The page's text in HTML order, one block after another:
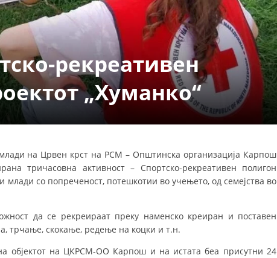
ДЕЈСТВУВАЊЕ
ПРИРАЧНИЦИ
БРОШУРИ
рекреативен
„Хуманко“
на Црвен крст на РСМ – Општинска организација Карпош
тричасовна активност – Спортско-рекреативен полигон
млади со попреченост, потешкотии во учењето, од семејства во
да се рекреираат преку наменско креиран и поставен
трчање, скокање, редење на коцки и т.н.
објектот на ЦКРСМ-ОО Карпош и на истата беа присутни 24